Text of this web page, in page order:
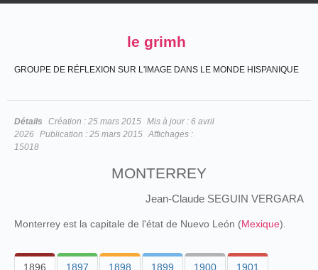
le grimh
GROUPE DE RÉFLEXION SUR L'IMAGE DANS LE MONDE HISPANIQUE
Détails Création : 25 mars 2015 Mis à jour : 6 avril
2026 Publication : 25 mars 2015 Affichages :
15018
MONTERREY
Jean-Claude SEGUIN VERGARA
Monterrey est la capitale de l'état de Nuevo León (Mexique).
1896 1897 1898 1899 1900 1901